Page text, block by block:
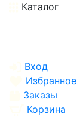
Каталог
Вход
Избранное
Заказы
Корзина